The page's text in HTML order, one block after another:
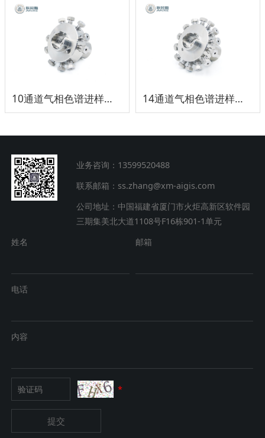
10通道气相色谱进样切换阀头 14通道气相色谱进样切换阀头
业务咨询：13599520488
联系邮箱：ss.zhang@xm-aigis.com
公司地址：中国福建省厦门市火炬高新区软件园
三期集美北大道1108号F16栋901-1单元
姓名
邮箱
电话
内容
*
提交